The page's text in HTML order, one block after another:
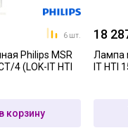
6 шт.
Philips MSR
4 (LOK-IT HTI
корзину
18
Лампа
IT HTI